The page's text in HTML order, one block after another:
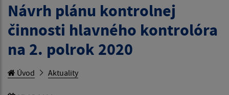
Návrh plánu kontrolnej
činnosti hlavného kontrolóra
na 2. polrok 2020
Úvod Aktuality